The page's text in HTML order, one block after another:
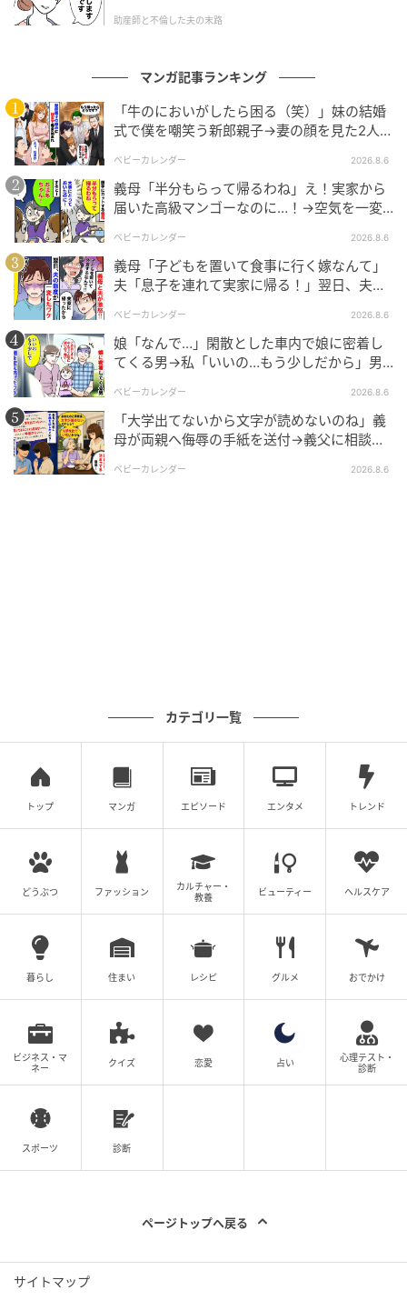
エキサイトニュース
エキサイトニュース
エキサイトニュース
助産師と不倫した夫の末路
マンガ記事ランキング
「牛のにおいがしたら困る（笑）」妹の結婚
式で僕を嘲笑う新郎親子→妻の顔を見た2人が
ベビーカレンダー 2026.8.6
義母「半分もらって帰るわね」え！実家から
届いた高級マンゴーなのに…！→空気を一変
ベビーカレンダー 2026.8.6
義母「子どもを置いて食事に行く嫁なんて」
夫「息子を連れて実家に帰る！」翌日、夫が
ベビーカレンダー 2026.8.6
娘「なんで…」閑散とした車内で娘に密着し
てくる男→私「いいの…もう少しだから」男
ベビーカレンダー 2026.8.6
「大学出てないから文字が読めないのね」義
母が両親へ侮辱の手紙を送付→義父に相談
ベビーカレンダー 2026.8.6
カテゴリ一覧
トップ マンガ エピソード エンタメ トレンド
どうぶつ ファッション
カルチャー・
教養
ビューティー ヘルスケア
暮らし 住まい レシピ グルメ おでかけ
ビジネス・マ
ネー
クイズ 恋愛 占い
心理テスト・
診断
スポーツ 診断
ページトップへ戻る
サイトマップ